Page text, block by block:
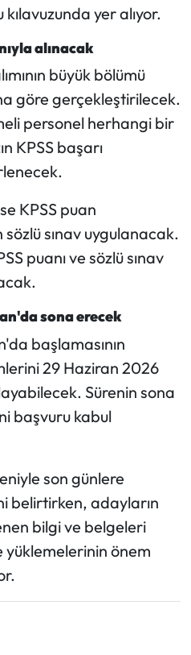
yer alıyor.
alınacak
büyük bölümü
göre gerçekleştirilecek.
personel herhangi bir
KPSS başarı
KPSS puan
sözlü sınav uygulanacak.
puanı ve sözlü sınav
sona erecek
başlamasının
29 Haziran 2026
Sürenin sona
başvuru kabul
son günlere
belirtirken, adayların
bilgi ve belgeleri
yüklemelerinin önem